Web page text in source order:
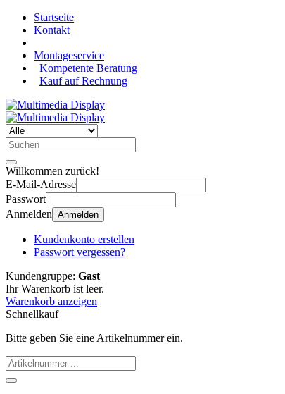
Startseite
Kontakt
Montageservice
Kompetente Beratung
Kauf auf Rechnung
Willkommen zurück!
E-Mail-Adresse
Passwort
Anmelden Anmelden
Kundenkonto erstellen
Passwort vergessen?
Kundengruppe: Gast
Ihr Warenkorb ist leer.
Warenkorb anzeigen
Schnellkauf
Bitte geben Sie eine Artikelnummer ein.